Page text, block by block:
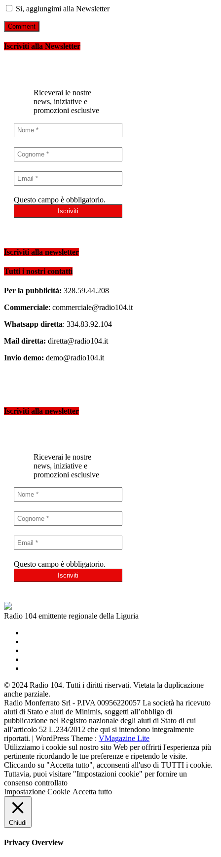
Si, aggiungimi alla Newsletter
Iscriviti alla Newsletter
Riceverai le nostre
news, iniziative e
promozioni esclusive
Questo campo è obbligatorio.
Iscriviti alla newsletter
Tutti i nostri contatti
Per la pubblicità: 328.59.44.208
Commerciale: commerciale@radio104.it
Whatsapp diretta: 334.83.92.104
Mail diretta: diretta@radio104.it
Invio demo: demo@radio104.it
Iscriviti alla newsletter
Riceverai le nostre
news, iniziative e
promozioni esclusive
Questo campo è obbligatorio.
Radio 104 emittente regionale della Liguria
© 2024 Radio 104. Tutti i diritti riservati. Vietata la duplicazione
anche parziale.
Radio Monferrato Srl - P.IVA 00956220057 La società ha ricevuto
aiuti di Stato e aiuti de Minimis, soggetti all’obbligo di
pubblicazione nel Registro nazionale degli aiuti di Stato di cui
all’articolo 52 L.234/2012 che qui si intendono integralmente
riportati. | WordPress Theme : VMagazine Lite
Utilizziamo i cookie sul nostro sito Web per offrirti l'esperienza più
pertinente ricordando le tue preferenze e ripetendo le visite.
Cliccando su "Accetta tutto", acconsenti all'uso di TUTTI i cookie.
Tuttavia, puoi visitare "Impostazioni cookie" per fornire un
consenso controllato
Impostazione Cookie Accetta tutto
Chiudi
Privacy Overview